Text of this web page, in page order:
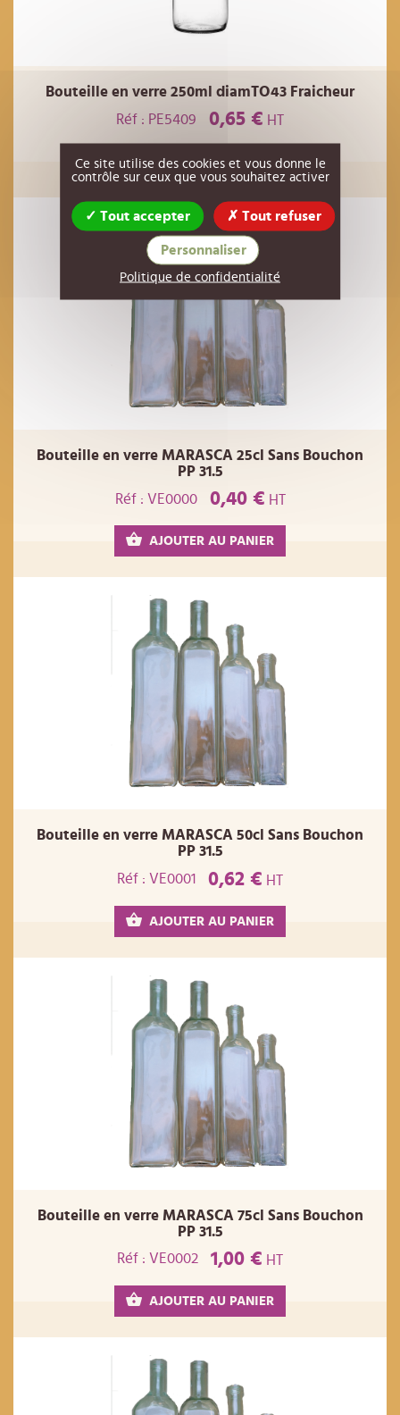
Bouteille en verre 250ml diamTO43 Fraicheur
Réf : PE5409
0,65 € HT
AJOUTER AU PANIER
Bouteille en verre MARASCA 25cl Sans Bouchon
PP 31.5
Réf : VE0000
0,40 € HT
AJOUTER AU PANIER
Bouteille en verre MARASCA 50cl Sans Bouchon
PP 31.5
Réf : VE0001
0,62 € HT
AJOUTER AU PANIER
Bouteille en verre MARASCA 75cl Sans Bouchon
PP 31.5
Réf : VE0002
1,00 € HT
AJOUTER AU PANIER
Ce site utilise des cookies et vous donne le
contrôle sur ceux que vous souhaitez activer
Tout accepter Tout refuser
Personnaliser
Politique de confidentialité